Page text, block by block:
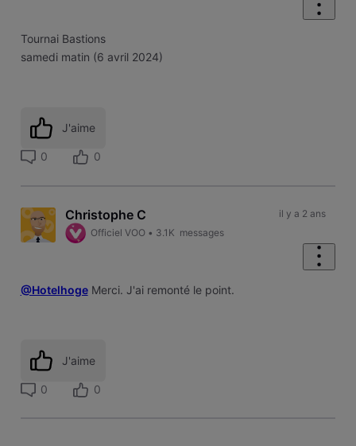
Tournai Bastions
samedi matin (6 avril 2024)
J'aime
0 0
Christophe C
Officiel VOO • 3.1K messages
il y a 2 ans
@HotelhogeMerci. J'ai remonté le point.
J'aime
0 0